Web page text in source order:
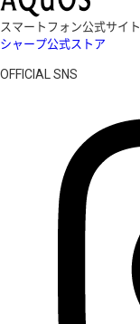
スマートフォン公式サイト
シャープ公式ストア
OFFICIAL SNS